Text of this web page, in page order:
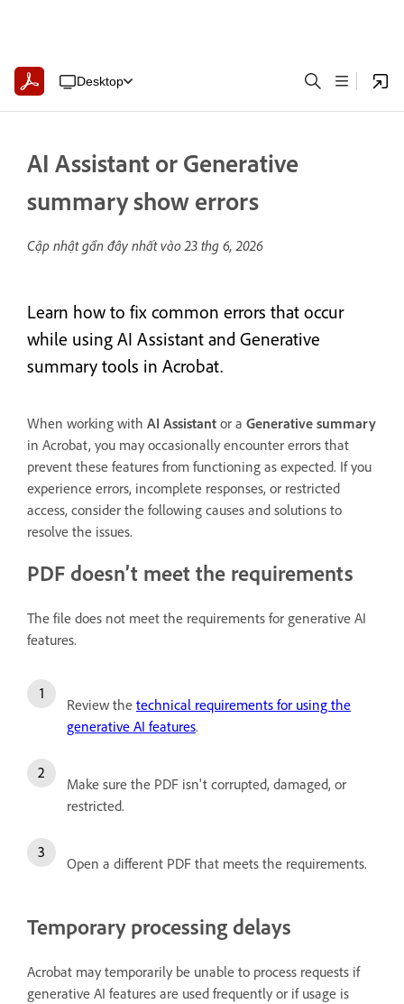
Desktop
AI Assistant or Generative
summary show errors
Cập nhật gần đây nhất vào23 thg 6, 2026
Learn how to fix common errors that occur
while using AI Assistant and Generative
summary tools in Acrobat.
When working with AI Assistant or a Generative summary
in Acrobat, you may occasionally encounter errors that
prevent these features from functioning as expected. If you
experience errors, incomplete responses, or restricted
access, consider the following causes and solutions to
resolve the issues.
PDF doesn’t meet the requirements
The file does not meet the requirements for generative AI
features.
Review the technical requirements for using the
generative AI features.
Make sure the PDF isn't corrupted, damaged, or
restricted.
Open a different PDF that meets the requirements.
Temporary processing delays
Acrobat may temporarily be unable to process requests if
generative AI features are used frequently or if usage is